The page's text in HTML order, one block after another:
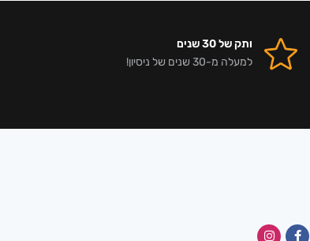
ותק של 30 שנים
למעלה מ-30 שנים של ניסיון!